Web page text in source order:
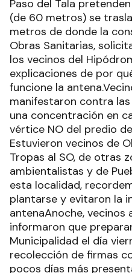
Paso del Tala
(de 60 metros) se
metros de donde la
Obras Sanitarias,
los vecinos del
explicaciones de por
funcione la
manifestaron contra
una concentración en
vértice NO del predio
Estuvieron vecinos de
Tropas al SO, de otras
ambientalistas y de
esta localidad,
plantarse y evitaron la
antenaAnoche, vecinos
informaron que
Municipalidad el día
recolección de firmas
pocos días más